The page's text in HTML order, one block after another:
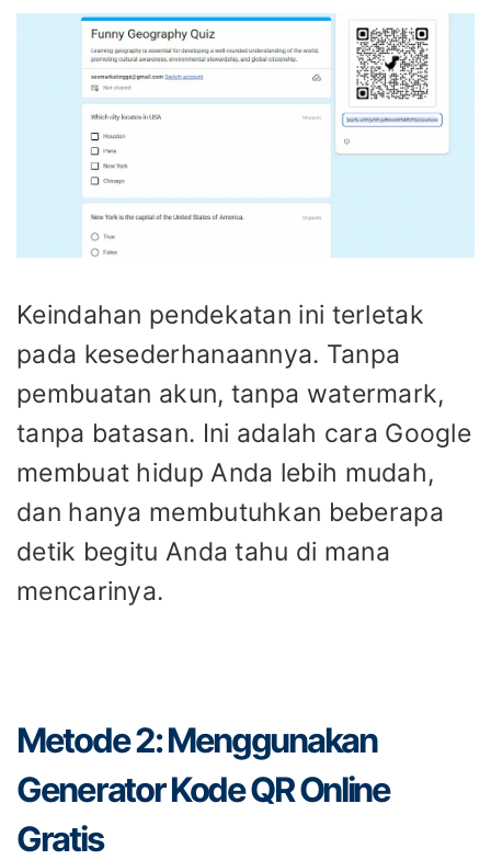
Keindahan pendekatan ini terletak
pada kesederhanaannya. Tanpa
pembuatan akun, tanpa watermark,
tanpa batasan. Ini adalah cara Google
membuat hidup Anda lebih mudah,
dan hanya membutuhkan beberapa
detik begitu Anda tahu di mana
mencarinya.
Metode 2: Menggunakan
Generator Kode QR Online
Gratis